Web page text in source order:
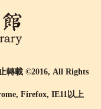
轉載 ©2016, All Rights
Firefox, IE11以上